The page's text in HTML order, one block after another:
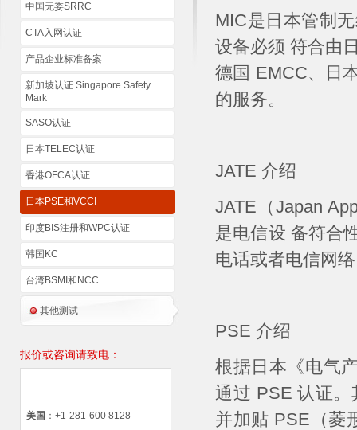
中国无委SRRC
CTA入网认证
产品企业标准备案
新加坡认证 Singapore Safety
Mark
SASO认证
日本TELEC认证
香港OFCA认证
日本PSE和VCCI
印度BIS注册和WPC认证
韩国KC
台湾BSMI和NCC
其他测试
报价或咨询请致电：
美国 ：+1-281-600 8128
MIC是日本管制
设备必须 符合由
德国 EMCC、日
的服务。
JATE 介绍
JATE（Japan
是电信设 备符合
电话或者电信网
PSE 介绍
根据日本《电气
通过 PSE 认证
并加贴 PSE（菱